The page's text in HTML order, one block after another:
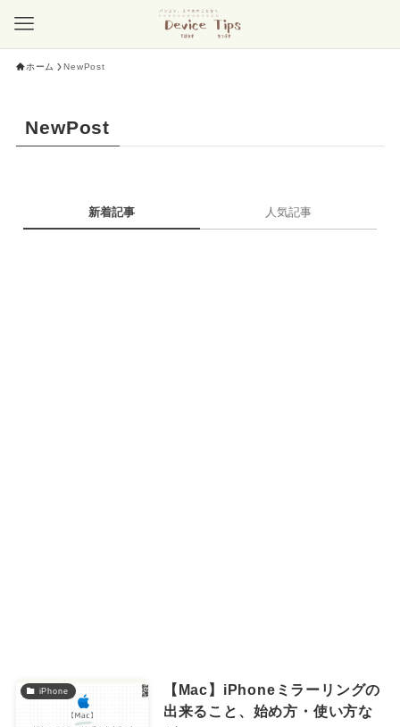
ホーム NewPost
NewPost
新着記事 人気記事
iPhone
【Mac】iPhoneミラーリングの
出来ること、始め方・使い方な